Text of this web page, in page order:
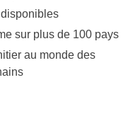
sur plus de 100 pays
au monde des